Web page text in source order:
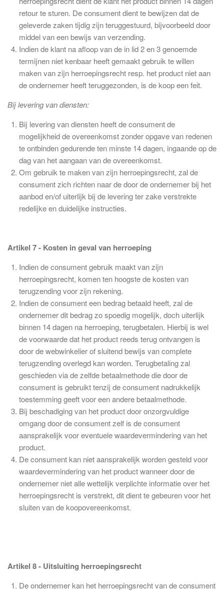
retour te sturen. De consument dient te bewijzen dat de
geleverde zaken tijdig zijn teruggestuurd, bijvoorbeeld door
middel van een bewijs van verzending.
Indien de klant na afloop van de in lid 2 en 3 genoemde
termijnen niet kenbaar heeft gemaakt gebruik te willen
maken van zijn herroepingsrecht resp. het product niet aan
de ondernemer heeft teruggezonden, is de koop een feit.
Bij levering van diensten:
Bij levering van diensten heeft de consument de
mogelijkheid de overeenkomst zonder opgave van redenen
te ontbinden gedurende ten minste 14 dagen, ingaande op de
dag van het aangaan van de overeenkomst.
Om gebruik te maken van zijn herroepingsrecht, zal de
consument zich richten naar de door de ondernemer bij het
aanbod en/of uiterlijk bij de levering ter zake verstrekte
redelijke en duidelijke instructies.
Artikel 7 - Kosten in geval van herroeping
Indien de consument gebruik maakt van zijn
herroepingsrecht, komen ten hoogste de kosten van
terugzending voor zijn rekening.
Indien de consument een bedrag betaald heeft, zal de
ondernemer dit bedrag zo spoedig mogelijk, doch uiterlijk
binnen 14 dagen na herroeping, terugbetalen. Hierbij is wel
de voorwaarde dat het product reeds terug ontvangen is
door de webwinkelier of sluitend bewijs van complete
terugzending overlegd kan worden. Terugbetaling zal
geschieden via de zelfde betaalmethode die door de
consument is gebruikt tenzij de consument nadrukkelijk
toestemming geeft voor een andere betaalmethode.
Bij beschadiging van het product door onzorgvuldige
omgang door de consument zelf is de consument
aansprakelijk voor eventuele waardevermindering van het
product.
De consument kan niet aansprakelijk worden gesteld voor
waardevermindering van het product wanneer door de
ondernemer niet alle wettelijk verplichte informatie over het
herroepingsrecht is verstrekt, dit dient te gebeuren voor het
sluiten van de koopovereenkomst.
Artikel 8 - Uitsluiting herroepingsrecht
De ondernemer kan het herroepingsrecht van de consument